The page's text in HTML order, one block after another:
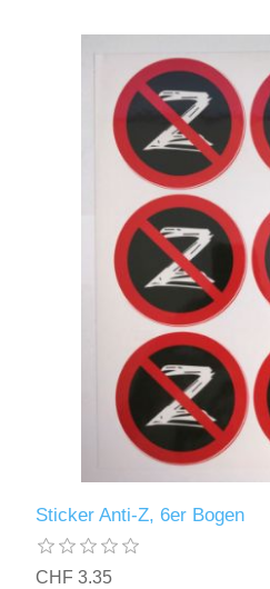
Sticker Anti-Z, 6er Bogen
CHF 3.35